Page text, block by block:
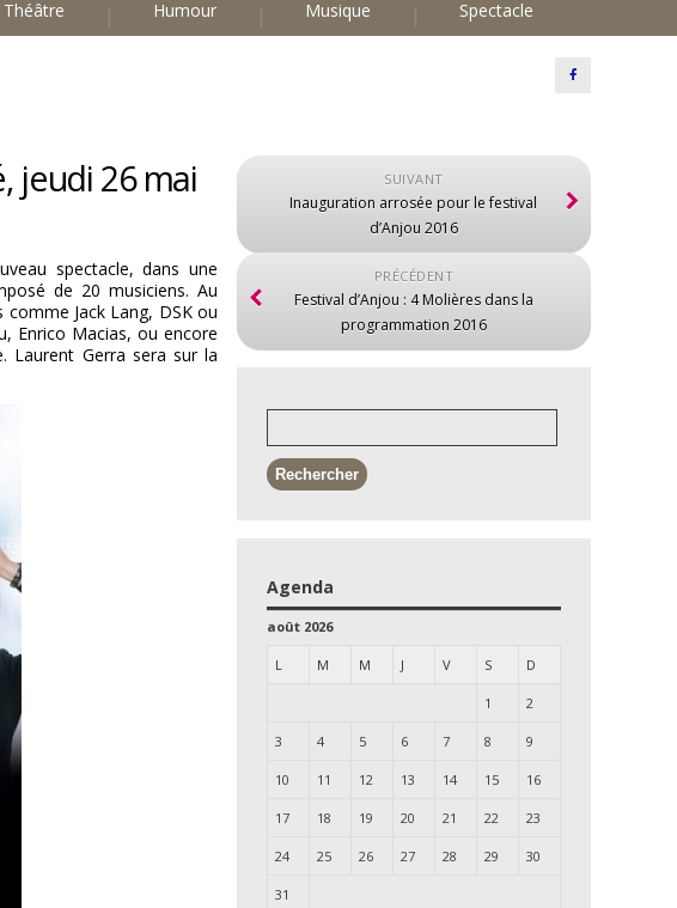
Théâtre Humour Musique Spectacle
jeudi 26 mai
spectacle, dans une
de 20 musiciens. Au
Jack Lang, DSK ou
Enrico Macias, ou encore
Laurent Gerra sera sur la
SUIVANT
Inauguration arrosée pour le festival
d’Anjou 2016
PRÉCÉDENT
Festival d’Anjou : 4 Molières dans la
programmation 2016
Agenda
août 2026
L M M J V S D
1 2
3 4 5 6 7 8 9
10 11 12 13 14 15 16
17 18 19 20 21 22 23
24 25 26 27 28 29 30
31